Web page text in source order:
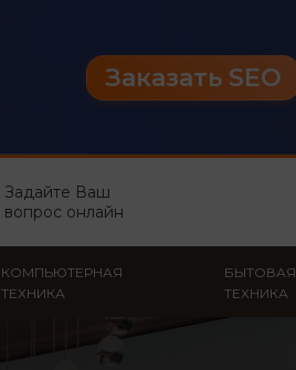
Заказать SEO
Задайте Ваш
вопрос онлайн
КОМПЬЮТЕРНАЯ
ТЕХНИКА
БЫТОВАЯ
ТЕХНИКА